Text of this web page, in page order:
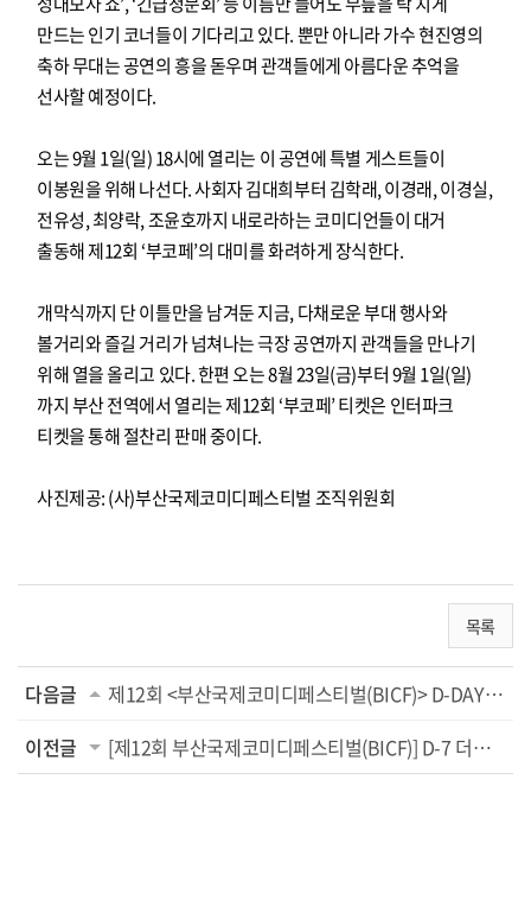
만드는 인기 코너들이 기다리고 있다. 뿐만 아니라 가수 현진영의
축하 무대는 공연의 흥을 돋우며 관객들에게 아름다운 추억을
선사할 예정이다.
오는 9월 1일(일) 18시에 열리는 이 공연에 특별 게스트들이
이봉원을 위해 나선다. 사회자 김대희부터 김학래, 이경래, 이경실,
전유성, 최양락, 조윤호까지 내로라하는 코미디언들이 대거
출동해 제12회 ‘부코페’의 대미를 화려하게 장식한다.
개막식까지 단 이틀만을 남겨둔 지금, 다채로운 부대 행사와
볼거리와 즐길 거리가 넘쳐나는 극장 공연까지 관객들을 만나기
위해 열을 올리고 있다. 한편 오는 8월 23일(금)부터 9월 1일(일)
까지 부산 전역에서 열리는 제12회 ‘부코페’ 티켓은 인터파크
티켓을 통해 절찬리 판매 중이다.
사진제공: (사)부산국제코미디페스티벌 조직위원회
목록
다음글
제12회 <부산국제코미디페스티벌(BICF)> D-DAY! 부산 전역을 웃음으로 물들일 축제가 ...
이전글
[제12회 부산국제코미디페스티벌(BICF)] D-7 더욱 풍성해진 부대 행사!